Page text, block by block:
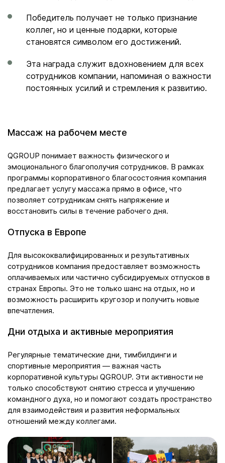
Победитель получает не только признание
коллег, но и ценные подарки, которые
становятся символом его достижений.
Эта награда служит вдохновением для всех
сотрудников компании, напоминая о важности
постоянных усилий и стремления к развитию.
Массаж на рабочем месте
QGROUP понимает важность физического и
эмоционального благополучия сотрудников. В рамках
программы корпоративного благосостояния компания
предлагает услугу массажа прямо в офисе, что
позволяет сотрудникам снять напряжение и
восстановить силы в течение рабочего дня.
Отпуска в Европе
Для высококвалифицированных и результативных
сотрудников компания предоставляет возможность
оплачиваемых или частично субсидируемых отпусков в
странах Европы. Это не только шанс на отдых, но и
возможность расширить кругозор и получить новые
впечатления.
Дни отдыха и активные мероприятия
Регулярные тематические дни, тимбилдинги и
спортивные мероприятия — важная часть
корпоративной культуры QGROUP. Эти активности не
только способствуют снятию стресса и улучшению
командного духа, но и помогают создать пространство
для взаимодействия и развития неформальных
отношений между коллегами.